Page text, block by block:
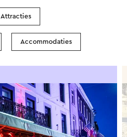
Attracties
Accommodaties